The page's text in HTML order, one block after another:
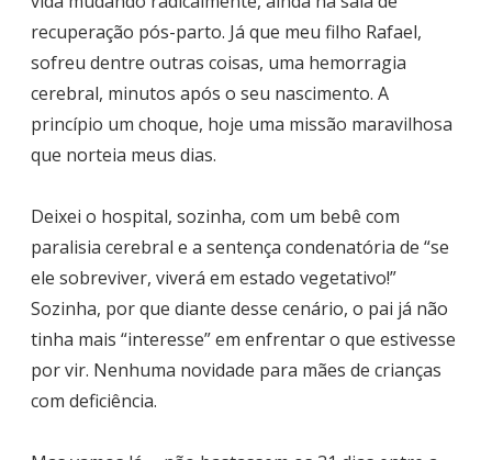
recuperação pós-parto. Já que meu filho Rafael,
sofreu dentre outras coisas, uma hemorragia
cerebral, minutos após o seu nascimento. A
princípio um choque, hoje uma missão maravilhosa
que norteia meus dias.
Deixei o hospital, sozinha, com um bebê com
paralisia cerebral e a sentença condenatória de “se
ele sobreviver, viverá em estado vegetativo!”
Sozinha, por que diante desse cenário, o pai já não
tinha mais “interesse” em enfrentar o que estivesse
por vir. Nenhuma novidade para mães de crianças
com deficiência.